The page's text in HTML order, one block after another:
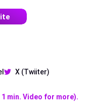
X (Twiiter)
min. Video for more).